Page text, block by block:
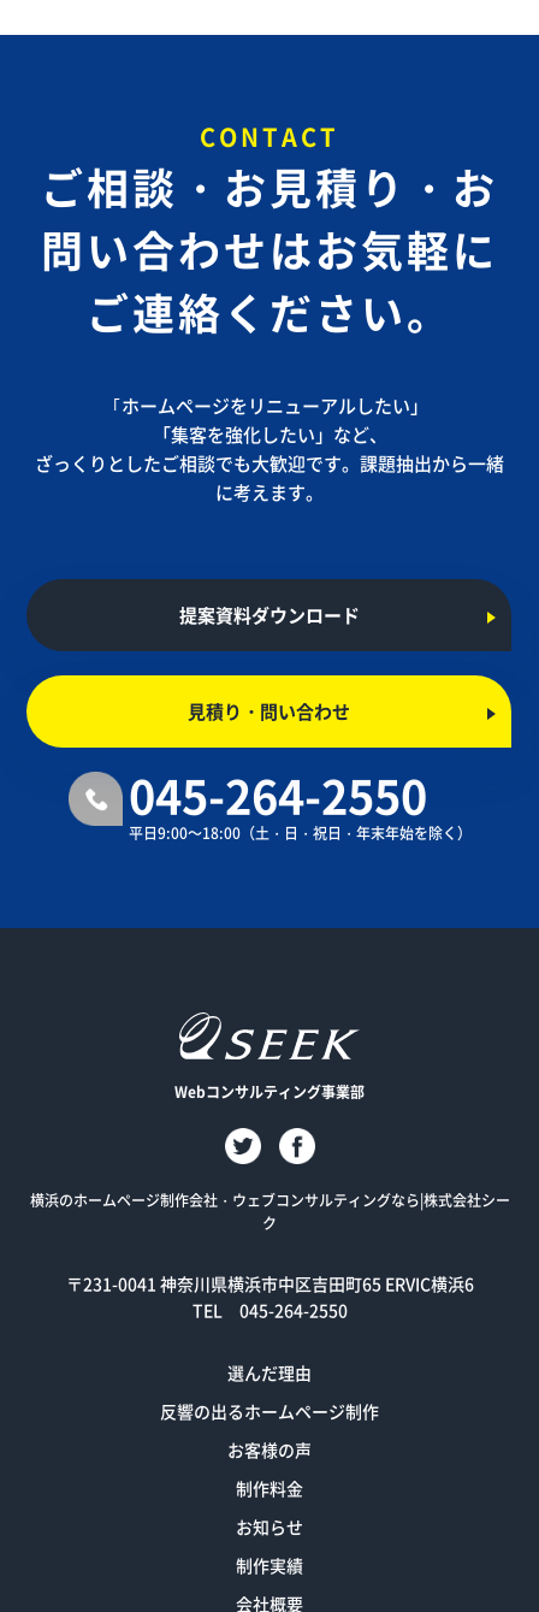
CONTACT
ご相談・お見積り・お
問い合わせはお気軽に
ご連絡ください。
｢ホームページをリニューアルしたい」
「集客を強化したい」など、
ざっくりとしたご相談でも大歓迎です。課題抽出から一緒
に考えます。
提案資料ダウンロード
見積り・問い合わせ
045-264-2550
平日9:00～18:00（土・日・祝日・年末年始を除く）
Webコンサルティング事業部
横浜のホームページ制作会社・ウェブコンサルティングなら|株式会社シー
ク
〒231-0041 神奈川県横浜市中区吉田町65 ERVIC横浜6
TEL 045-264-2550
選んだ理由
反響の出るホームページ制作
お客様の声
制作料金
お知らせ
制作実績
会社概要